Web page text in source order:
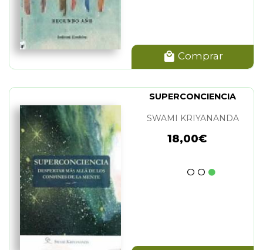
Comprar
SUPERCONCIENCIA
SWAMI KRIYANANDA
18,00€